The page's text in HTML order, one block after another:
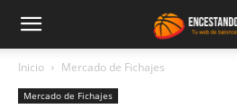
Inicio Mercado de Fichajes
Mercado de Fichajes